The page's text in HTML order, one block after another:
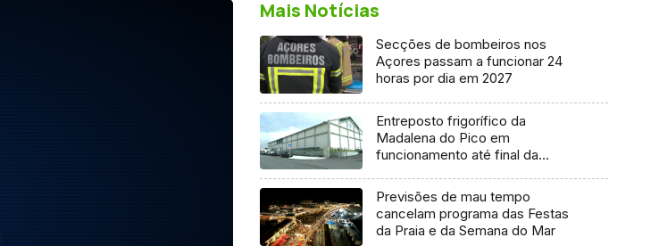
Mais Notícias
Secções de bombeiros nos
Açores passam a funcionar 24
horas por dia em 2027
Entreposto frigorífico da
Madalena do Pico em
funcionamento até final da
Previsões de mau tempo
cancelam programa das Festas
da Praia e da Semana do Mar